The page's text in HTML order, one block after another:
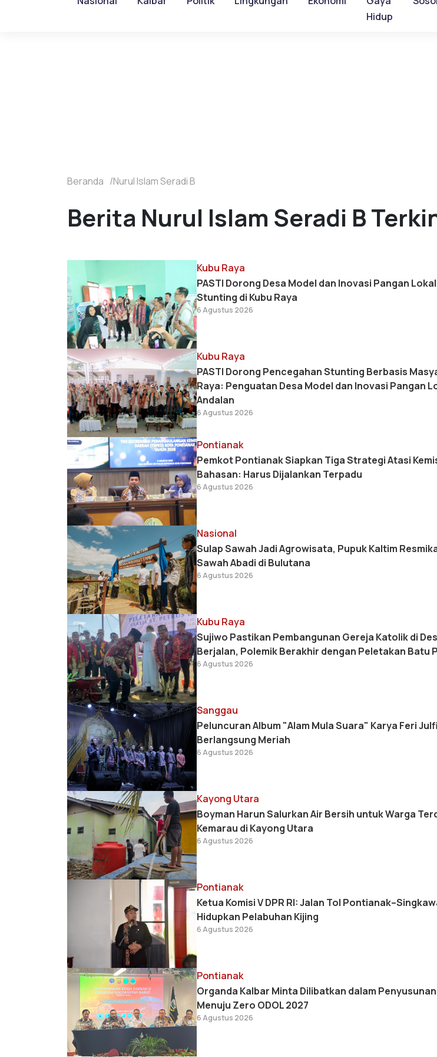
Hidup
Beranda Nurul Islam Seradi B
Berita Nurul Islam Seradi B
Kubu Raya
PASTI Dorong Desa Model dan Inovasi Pangan
Stunting di Kubu Raya
6 Agustus 2026
Kubu Raya
PASTI Dorong Pencegahan Stunting Berbasis
Raya: Penguatan Desa Model dan Inovasi Pangan
Andalan
6 Agustus 2026
Pontianak
Pemkot Pontianak Siapkan Tiga Strategi Atasi
Bahasan: Harus Dijalankan Terpadu
6 Agustus 2026
Nasional
Sulap Sawah Jadi Agrowisata, Pupuk Kaltim
Sawah Abadi di Bulutana
6 Agustus 2026
Kubu Raya
Sujiwo Pastikan Pembangunan Gereja Katolik di
Berjalan, Polemik Berakhir dengan Peletakan Batu
6 Agustus 2026
Sanggau
Peluncuran Album "Alam Mula Suara" Karya Feri
Berlangsung Meriah
6 Agustus 2026
Kayong Utara
Boyman Harun Salurkan Air Bersih untuk Warga
Kemarau di Kayong Utara
6 Agustus 2026
Pontianak
Ketua Komisi V DPR RI: Jalan Tol
Hidupkan Pelabuhan Kijing
6 Agustus 2026
Pontianak
Organda Kalbar Minta Dilibatkan dalam
Menuju Zero ODOL 2027
6 Agustus 2026